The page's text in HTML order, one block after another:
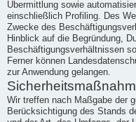
Übermittlung sowie
einschließlich Profiling. Des
Zwecke des
Hinblick auf die Begründung,
Beschäftigungsverhältnissen
Ferner können
zur Anwendung gelangen.
Wir treffen nach Maßgabe der
Berücksichtigung des Stands